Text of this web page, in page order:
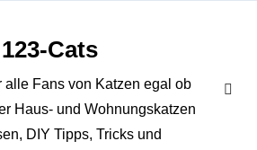
123-Cats
alle Fans von Katzen egal ob
Haus- und Wohnungskatzen
DIY Tipps, Tricks und